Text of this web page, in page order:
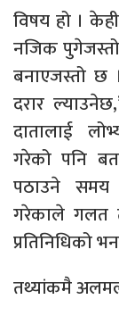
विषय हो ।
नजिक पुगेजस्तो
बनाएजस्तो छ
दरार
दातालाई
गरेको पनि
पठाउने समय
गरेकाले गलत
प्रतिनिधिको
तथ्यांकमै